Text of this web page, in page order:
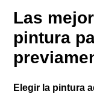
Las
pintura
Elegir la pintura